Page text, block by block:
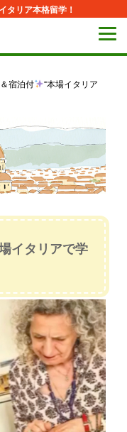
リア本格留学！
宿泊付
“本場イタリア
イタリアで学